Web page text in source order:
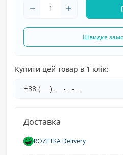
Швидке
Купити цей товар в 1 клік:
Доставка
ROZETKA Delivery